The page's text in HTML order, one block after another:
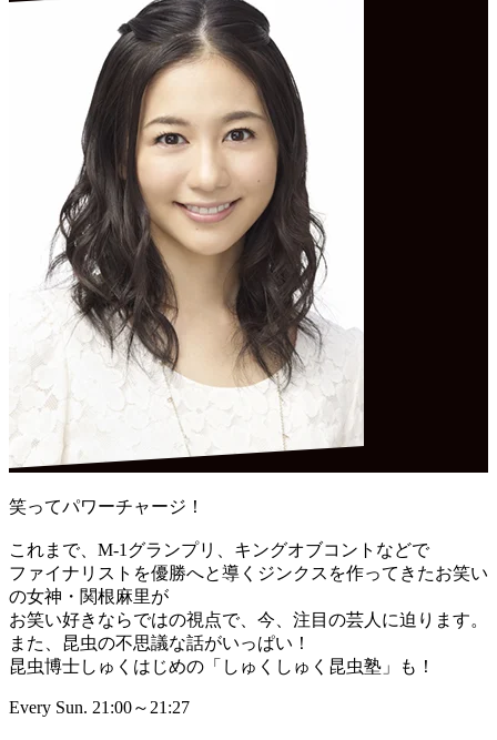
笑ってパワーチャージ！
これまで、M-1グランプリ、キングオブコントなどで
ファイナリストを優勝へと導くジンクスを作ってきたお笑い
の女神・関根麻里が
お笑い好きならではの視点で、今、注目の芸人に迫ります。
また、昆虫の不思議な話がいっぱい！
昆虫博士しゅくはじめの「しゅくしゅく昆虫塾」も！
Every Sun. 21:00～21:27